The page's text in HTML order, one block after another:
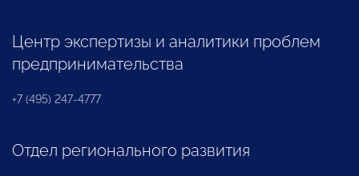
Центр экспертизы и аналитики проблем
предпринимательства
+7 (495) 247-4777
Отдел регионального развития